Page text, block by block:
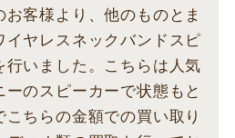
お客様より、他のものとま
イヤレスネックバンドスピ
行いました。こちらは人気
ーのスピーカーで状態もと
ちらの金額での買い取り